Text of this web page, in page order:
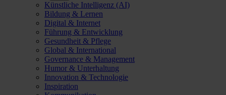
Künstliche Intelligenz (AI)
Bildung & Lernen
Digital & Internet
Führung & Entwicklung
Gesundheit & Pflege
Global & International
Governance & Management
Humor & Unterhaltung
Innovation & Technologie
Inspiration